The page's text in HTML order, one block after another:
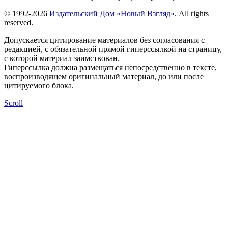
© 1992-2026 Издательский Дом «Новый Взгляд». All rights
reserved.
Допускается цитирование материалов без согласования с
редакцией, с обязательной прямой гиперссылкой на страницу,
с которой материал заимствован.
Гиперссылка должна размещаться непосредственно в тексте,
воспроизводящем оригинальный материал, до или после
цитируемого блока.
Scroll